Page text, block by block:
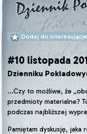
Dodaj do
#10 listopada
Dzienniku
...Czy to możliwe, że
przedmioty materialne?
podczas najbliższej
Pamiętam dyskusję, jaka